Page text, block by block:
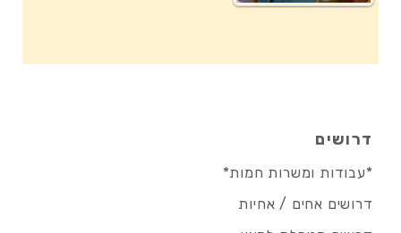
דרושים
*עבודות ומשרות חמות*
דרושים אחים / אחיות